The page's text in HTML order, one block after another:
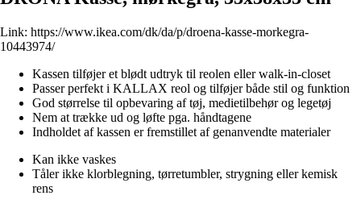
Link: https://www.ikea.com/dk/da/p/droena-kasse-morkegra-
10443974/
Kassen tilføjer et blødt udtryk til reolen eller walk-in-closet
Passer perfekt i KALLAX reol og tilføjer både stil og funktion
God størrelse til opbevaring af tøj, medietilbehør og legetøj
Nem at trække ud og løfte pga. håndtagene
Indholdet af kassen er fremstillet af genanvendte materialer
Kan ikke vaskes
Tåler ikke klorblegning, tørretumbler, strygning eller kemisk
rens